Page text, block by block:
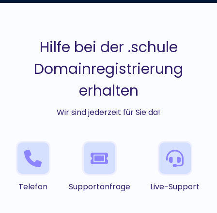
Hilfe bei der .schule
Domainregistrierung
erhalten
Wir sind jederzeit für Sie da!
Telefon Supportanfrage Live-Support